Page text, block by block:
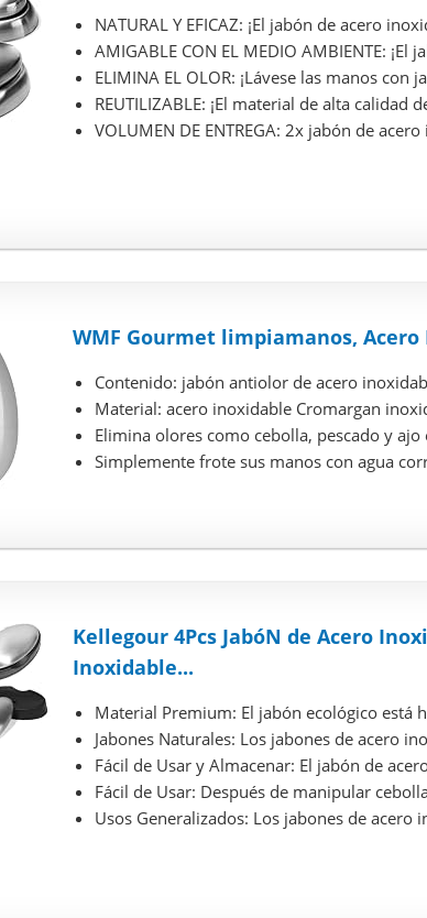
NATURAL Y EFICAZ: ¡El jabón de acero
AMIGABLE CON EL MEDIO AMBIENTE:
ELIMINA EL OLOR: ¡Lávese las manos
REUTILIZABLE: ¡El material de alta
VOLUMEN DE ENTREGA: 2x jabón de
WMF Gourmet limpiamanos,
Contenido: jabón antiolor de acero
Material: acero inoxidable Cromargan
Elimina olores como cebolla, pescado y
Simplemente frote sus manos con agua
Kellegour 4Pcs JabóN de Acero
Inoxidable...
Material Premium: El jabón ecológico está
Jabones Naturales: Los jabones de acero
Fácil de Usar y Almacenar: El jabón de
Fácil de Usar: Después de manipular
Usos Generalizados: Los jabones de